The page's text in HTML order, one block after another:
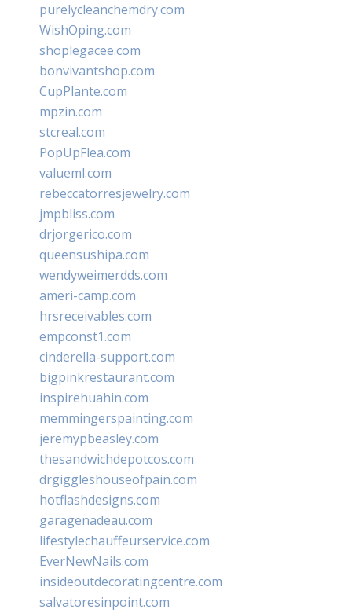
purelycleanchemdry.com
WishOping.com
shoplegacee.com
bonvivantshop.com
CupPlante.com
mpzin.com
stcreal.com
PopUpFlea.com
valueml.com
rebeccatorresjewelry.com
jmpbliss.com
drjorgerico.com
queensushipa.com
wendyweimerdds.com
ameri-camp.com
hrsreceivables.com
empconst1.com
cinderella-support.com
bigpinkrestaurant.com
inspirehuahin.com
memmingerspainting.com
jeremypbeasley.com
thesandwichdepotcos.com
drgiggleshouseofpain.com
hotflashdesigns.com
garagenadeau.com
lifestylechauffeurservice.com
EverNewNails.com
insideoutdecoratingcentre.com
salvatoresinpoint.com